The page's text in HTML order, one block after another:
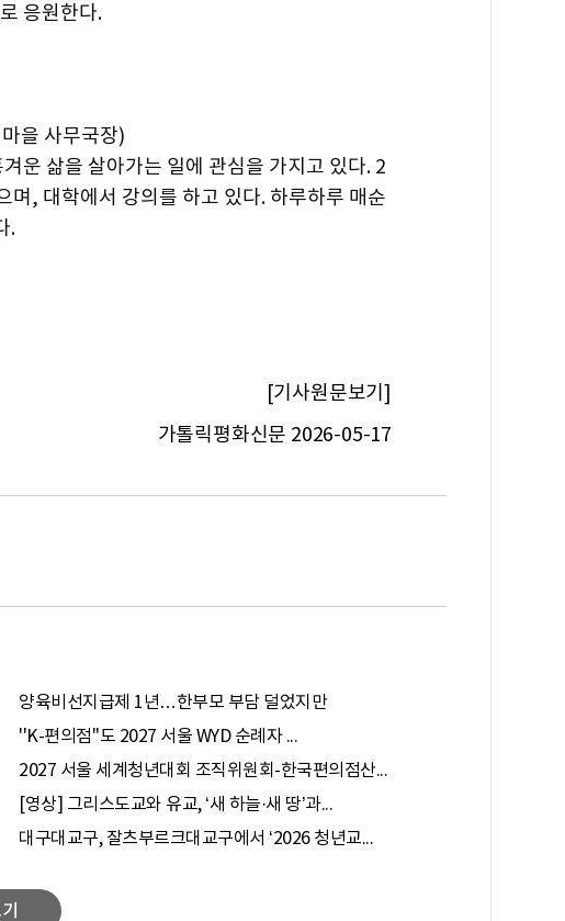
응원한다.
을 사무국장)
운 삶을 살아가는 일에 관심을 가지고 있다. 2
며, 대학에서 강의를 하고 있다. 하루하루 매순
.
[기사원문보기]
가톨릭평화신문 2026-05-17
양육비선지급제 1년…한부모 부담 덜었지만
''K-편의점''도 2027 서울 WYD 순례자 ...
2027 서울 세계청년대회 조직위원회-한국편의점산...
[영상] 그리스도교와 유교, ‘새 하늘·새 땅’과...
대구대교구, 잘츠부르크대교구에서 ‘2026 청년교...